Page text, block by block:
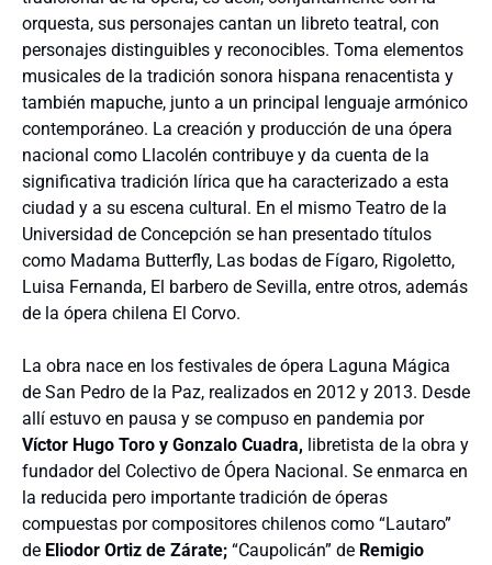
orquesta, sus personajes cantan un libreto teatral, con
personajes distinguibles y reconocibles. Toma elementos
musicales de la tradición sonora hispana renacentista y
también mapuche, junto a un principal lenguaje armónico
contemporáneo. La creación y producción de una ópera
nacional como Llacolén contribuye y da cuenta de la
significativa tradición lírica que ha caracterizado a esta
ciudad y a su escena cultural. En el mismo Teatro de la
Universidad de Concepción se han presentado títulos
como Madama Butterfly, Las bodas de Fígaro, Rigoletto,
Luisa Fernanda, El barbero de Sevilla, entre otros, además
de la ópera chilena El Corvo.
La obra nace en los festivales de ópera Laguna Mágica
de San Pedro de la Paz, realizados en 2012 y 2013. Desde
allí estuvo en pausa y se compuso en pandemia por
Víctor Hugo Toro y Gonzalo Cuadra, libretista de la obra y
fundador del Colectivo de Ópera Nacional. Se enmarca en
la reducida pero importante tradición de óperas
compuestas por compositores chilenos como “Lautaro”
de Eliodor Ortiz de Zárate; “Caupolicán” de Remigio